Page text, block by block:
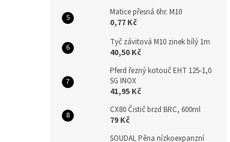
Matice přesná 6hr. M10
0,77 Kč
Tyč závitová M10 zinek bílý 1m
40,50 Kč
Pferd řezný kotouč EHT 125-1,0
SG INOX
41,95 Kč
CX80 Čistič brzd BRC, 600ml
79 Kč
SOUDAL Pěna nízkoexpanzní